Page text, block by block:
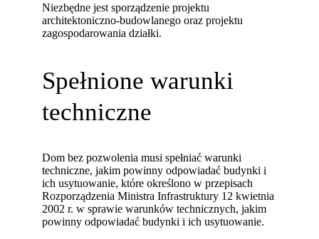
Niezbędne jest sporządzenie projektu
architektoniczno-budowlanego oraz projektu
zagospodarowania działki.
Spełnione warunki
techniczne
Dom bez pozwolenia musi spełniać warunki
techniczne, jakim powinny odpowiadać budynki i
ich usytuowanie, które określono w przepisach
Rozporządzenia Ministra Infrastruktury 12 kwietnia
2002 r. w sprawie warunków technicznych, jakim
powinny odpowiadać budynki i ich usytuowanie.